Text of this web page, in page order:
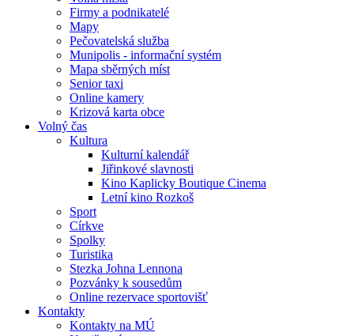
Firmy a podnikatelé
Mapy
Pečovatelská služba
Munipolis - informační systém
Mapa sběrných míst
Senior taxi
Online kamery
Krizová karta obce
Volný čas
Kultura
Kulturní kalendář
Jiřinkové slavnosti
Kino Kaplicky Boutique Cinema
Letní kino Rozkoš
Sport
Církve
Spolky
Turistika
Stezka Johna Lennona
Pozvánky k sousedům
Online rezervace sportovišť
Kontakty
Kontakty na MÚ